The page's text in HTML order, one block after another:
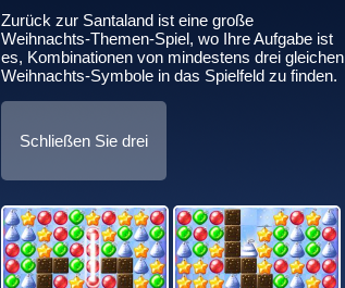
Zurück zur Santaland ist eine große
Weihnachts-Themen-Spiel, wo Ihre Aufgabe ist
es, Kombinationen von mindestens drei gleichen
Weihnachts-Symbole in das Spielfeld zu finden.
Schließen Sie drei